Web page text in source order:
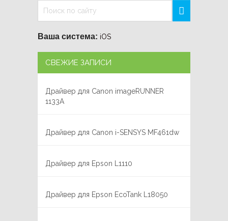
Ваша система: iOS
СВЕЖИЕ ЗАПИСИ
Драйвер для Canon imageRUNNER
1133A
Драйвер для Canon i-SENSYS MF461dw
Драйвер для Epson L1110
Драйвер для Epson EcoTank L18050